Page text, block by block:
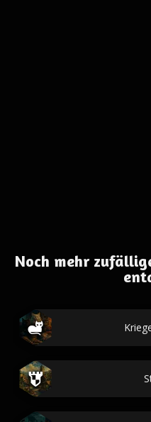
Noch mehr